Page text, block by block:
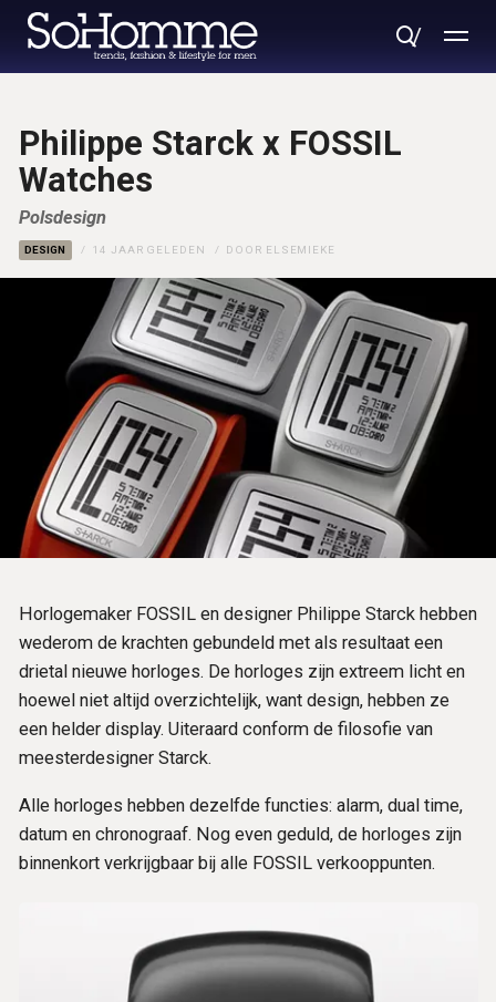
Philippe Starck x FOSSIL
Watches
Polsdesign
DESIGN 14 JAAR GELEDEN DOOR ELSEMIEKE
Horlogemaker FOSSIL en designer Philippe Starck hebben
wederom de krachten gebundeld met als resultaat een
drietal nieuwe horloges. De horloges zijn extreem licht en
hoewel niet altijd overzichtelijk, want design, hebben ze
een helder display. Uiteraard conform de filosofie van
meesterdesigner Starck.
Alle horloges hebben dezelfde functies: alarm, dual time,
datum en chronograaf. Nog even geduld, de horloges zijn
binnenkort verkrijgbaar bij alle FOSSIL verkooppunten.